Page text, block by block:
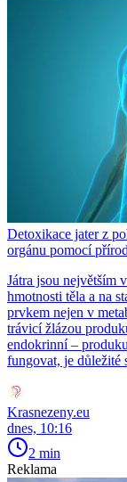
Detoxikace jater z
orgánu pomocí
Játra jsou největším
hmotnosti těla a na
prvkem nejen v
trávicí žlázou
endokrinní –
fungovat, je důležité
Krasnezeny.eu
dnes, 10:16
2 min
Reklama